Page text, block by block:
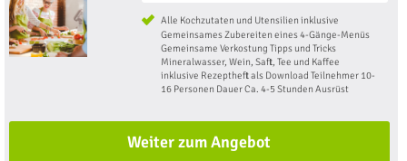
Alle Kochzutaten und Utensilien inklusive
Gemeinsames Zubereiten eines 4-Gänge-Menüs
Gemeinsame Verkostung Tipps und Tricks
Mineralwasser, Wein, Saft, Tee und Kaffee
inklusive Rezeptheft als Download Teilnehmer 10-
16 Personen Dauer Ca. 4-5 Stunden Ausrüst
Weiter zum Angebot